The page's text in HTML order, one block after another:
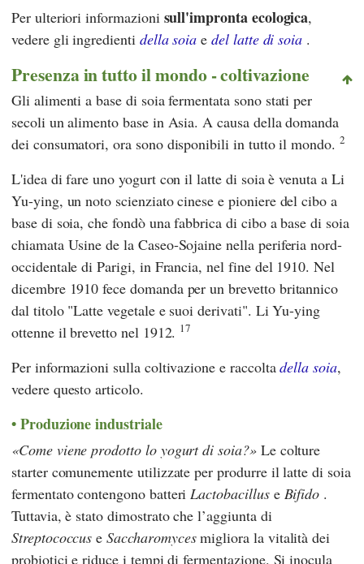
Per ulteriori informazioni sull'impronta ecologica,
vedere gli ingredienti della soia edel latte di soia .
Presenza in tutto il mondo - coltivazione
Gli alimenti a base di soia fermentata sono stati per
secoli un alimento base in Asia. A causa della domanda
dei consumatori, ora sono disponibili in tutto il mondo. 2
L'idea di fare uno yogurt con il latte di soia è venuta a Li
Yu-ying, un noto scienziato cinese e pioniere del cibo a
base di soia, che fondò una fabbrica di cibo a base di soia
chiamata Usine de la Caseo-Sojaine nella periferia nord-
occidentale di Parigi, in Francia, nel fine del 1910. Nel
dicembre 1910 fece domanda per un brevetto britannico
dal titolo "Latte vegetale e suoi derivati". Li Yu-ying
ottenne il brevetto nel 1912. 17
Per informazioni sulla coltivazione e raccoltadella soia,
vedere questo articolo.
Produzione industriale
Come viene prodotto lo yogurt di soia? Le colture
starter comunemente utilizzate per produrre il latte di soia
fermentato contengono batteriLactobacilluse Bifido .
Tuttavia, è stato dimostrato che l’aggiunta di
Streptococcus eSaccharomycesmigliora la vitalità dei
probiotici e riduce i tempi di fermentazione. Si inocula